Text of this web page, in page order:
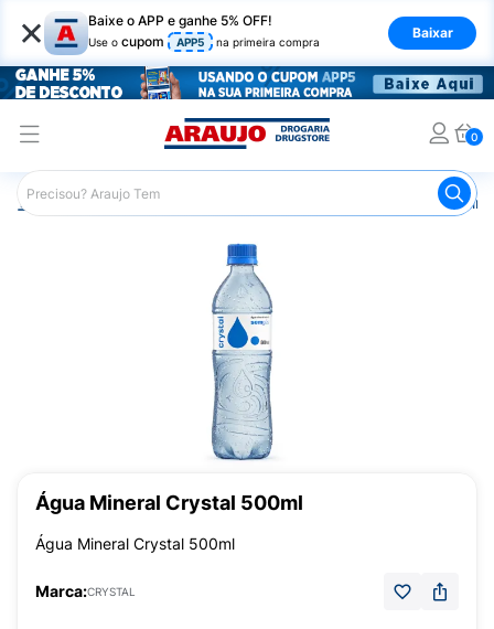
× Baixe o APP e ganhe 5% OFF!
Use o cupom APP5 na primeira compra
Baixar
0
Araujo Mercado Água
Água Mineral Crystal 500ml
Água Mineral Crystal 500ml
Marca:CRYSTAL